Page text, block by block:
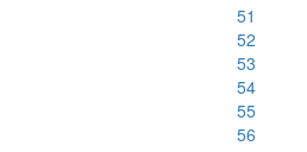
51
52
53
54
55
56